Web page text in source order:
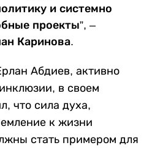
и системно
проекты”, –
Каринова.
Абдиев, активно
в своем
что сила духа,
к жизни
стать примером для